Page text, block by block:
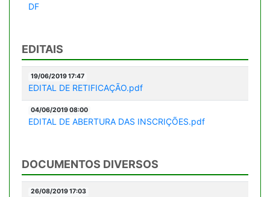
DF
EDITAIS
19/06/2019 17:47
EDITAL DE RETIFICAÇÃO.pdf
04/06/2019 08:00
EDITAL DE ABERTURA DAS INSCRIÇÕES.pdf
DOCUMENTOS DIVERSOS
26/08/2019 17:03